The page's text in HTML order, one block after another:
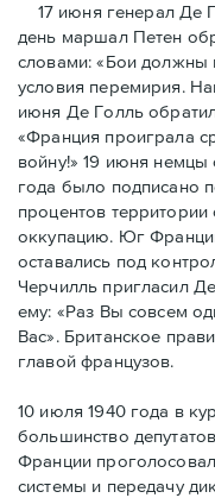
17 июня генерал Де
день маршал Петен
словами: «Бои должны
условия перемирия.
июня Де Голль
«Франция проиграла
войну!» 19 июня
года было подписано
процентов
оккупацию. Юг
оставались под
Черчилль пригласил
ему: «Раз Вы совсем
Вас». Британское
главой французов.
10 июля 1940 года в
большинство
Франции
системы и передачу